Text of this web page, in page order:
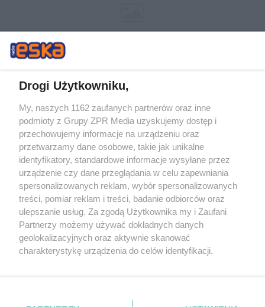
Żaden utwór zamieszczony w serwisie nie może być powielany i
rozpowszechniany lub dalej rozpowszechniany w jakikolwiek sposób (w
tym także elektroniczny lub mechaniczny) na jakimkolwiek polu
eksploatacji w jakiejkolwiek formie, włącznie z umieszczaniem w
Internecie bez pisemnej zgody właściciela praw. Jakiekolwiek użycie lub
wykorzystanie utworów w całości lub w części z naruszeniem prawa,
tzn. bez właściwej zgody, jest zabronione pod groźbą kary i może być
ścigane prawnie.
Drogi Użytkowniku,
My, naszych 1162 zaufanych partnerów oraz inne
podmioty z Grupy ZPR Media uzyskujemy dostęp i
przechowujemy informacje na urządzeniu oraz
przetwarzamy dane osobowe, takie jak unikalne
identyfikatory, standardowe informacje wysyłane przez
urządzenie czy dane przeglądania w celu zapewniania
spersonalizowanych reklam, wybór spersonalizowanych
treści, pomiar reklam i treści, badanie odbiorców oraz
ulepszanie usług. Za zgodą Użytkownika my i Zaufani
Partnerzy możemy używać dokładnych danych
geolokalizacyjnych oraz aktywnie skanować
charakterystykę urządzenia do celów identyfikacji.
zmienić/wycofać klikając przycisk ustawień prywatności